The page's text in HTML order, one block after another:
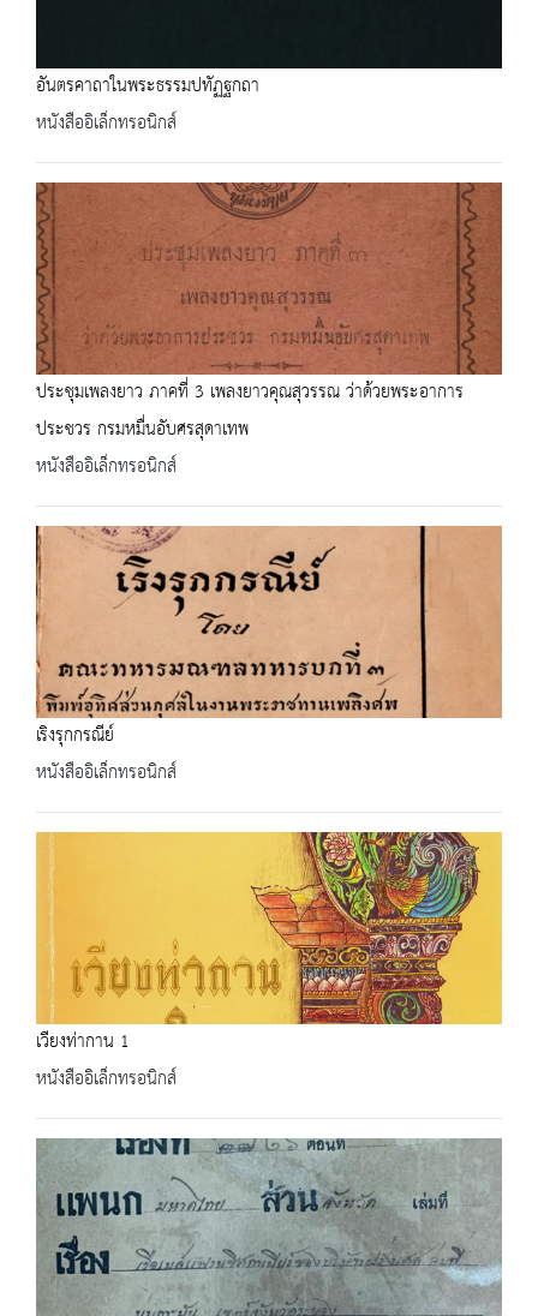
อันตรคาถาในพระธรรมปทัฏฐกถา
หนังสืออิเล็กทรอนิกส์
ประชุมเพลงยาว ภาคที่ 3 เพลงยาวคุณสุวรรณ ว่าด้วยพระอาการ
ประชวร กรมหมื่นอับศรสุดาเทพ
หนังสืออิเล็กทรอนิกส์
เริงรุกกรณีย์
หนังสืออิเล็กทรอนิกส์
เวียงท่ากาน 1
หนังสืออิเล็กทรอนิกส์